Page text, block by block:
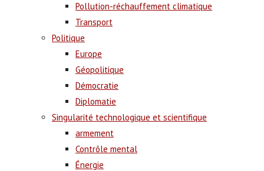
Pollution-réchauffement climatique
Transport
Politique
Europe
Géopolitique
Démocratie
Diplomatie
Singularité technologique et scientifique
armement
Contrôle mental
Énergie